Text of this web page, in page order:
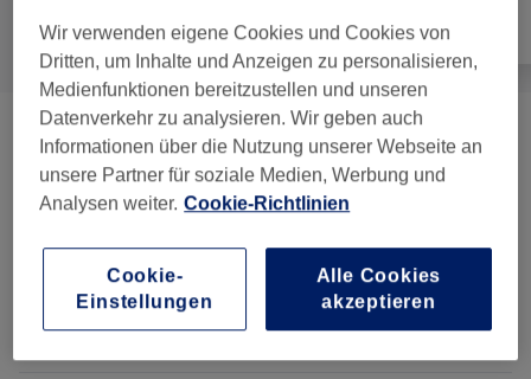
Alle Friseur
Damen - Haarschnitte, Farbe &
Stylings ( 23)
ab 5,10 €
Kinder - Haarschnitte & Stylings 1) ab 15 €
Wir verwenden eigene Cookies und Cookies von
Dritten, um Inhalte und Anzeigen zu personalisieren,
Medienfunktionen bereitzustellen und unseren
Datenverkehr zu analysieren. Wir geben auch
Informationen über die Nutzung unserer Webseite an
unsere Partner für soziale Medien, Werbung und
Analysen weiter. Cookie-Richtlinien
Cookie-
Einstellungen
Alle Cookies
akzeptieren